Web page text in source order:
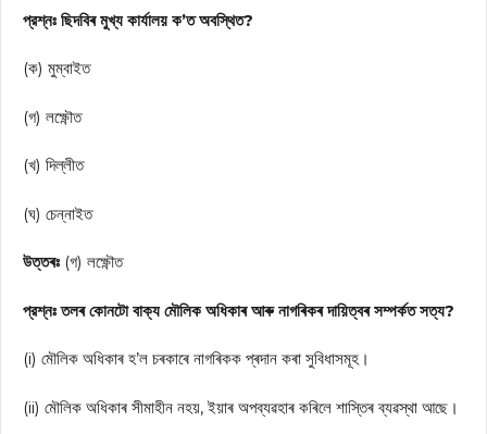
প্রশ্নঃ ছিদবিৰ মুখ্য কার্যালয় ক’ত অবস্থিত?
(ক) মুম্বাইত
(গ) লক্ষ্ণৌত
(খ) দিল্লীত
(ঘ) চেন্নাইত
উত্তৰঃ (গ) লক্ষ্ণৌত
প্রশ্নঃ তলৰ কোনটো বাক্য মৌলিক অধিকাৰ আৰু নাগৰিকৰ দায়িত্বৰ সম্পৰ্কত সত্য?
(i) মৌলিক অধিকাৰ হ’ল চৰকাৰে নাগৰিকক প্ৰদান কৰা সুবিধাসমূহ।
(ii) মৌলিক অধিকাৰ সীমাহীন নহয়, ইয়াৰ অপব্যৱহাৰ কৰিলে শাস্তিৰ ব্যৱস্থা আছে।